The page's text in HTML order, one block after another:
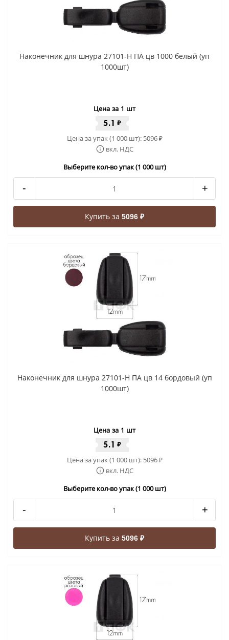
Наконечник для шнура 27101-Н ПА цв 1000 белый (уп
1000шт)
Цена за 1 шт
5.1 ₽
Цена за упак (1 000 шт): 5096₽
вкл. НДС
Выберите кол-во упак (1 000 шт)
- +
Купить за 5096 ₽
Наконечник для шнура 27101-Н ПА цв 14 бордовый (уп
1000шт)
Цена за 1 шт
5.1 ₽
Цена за упак (1 000 шт): 5096₽
вкл. НДС
Выберите кол-во упак (1 000 шт)
- +
Купить за 5096 ₽